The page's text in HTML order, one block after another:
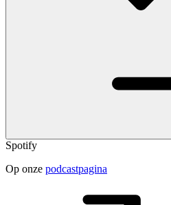
Spotify
Op onze podcastpagina